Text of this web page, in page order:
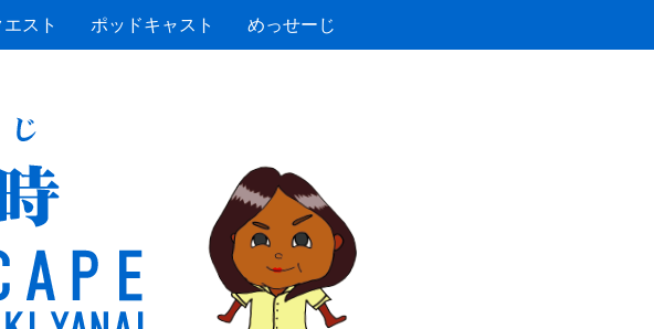
スト ポッドキャスト めっせーじ